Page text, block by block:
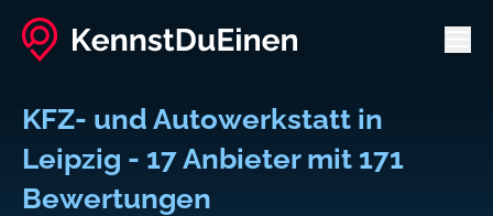
KFZ- und Autowerkstatt in
Leipzig - 17 Anbieter mit 171
Bewertungen